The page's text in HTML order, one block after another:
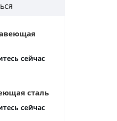
сейчас
сталь
сейчас